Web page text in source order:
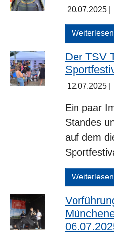
20.07.2025
Weiterlesen
Der TSV
12.07.2025
Ein paar
Standes
auf dem
Weiterlesen